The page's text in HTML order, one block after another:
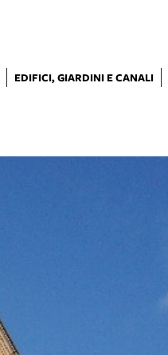
EDIFICI, GIARDINI E CANALI